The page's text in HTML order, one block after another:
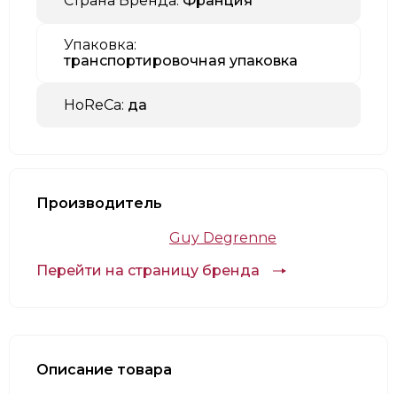
Упаковка:
транспортировочная упаковка
HoReCa: да
Производитель
Guy Degrenne
Перейти на страницу бренда
Описание товара